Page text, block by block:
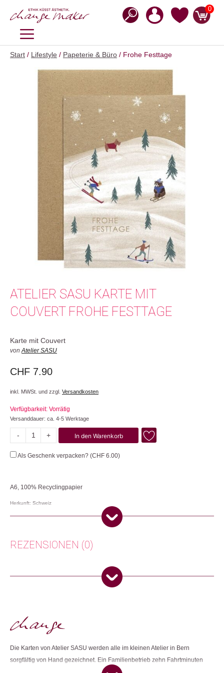
Inhalt
0
MENÜ
Start / Lifestyle / Papeterie & Büro / Frohe Festtage
ATELIER SASU KARTE MIT
COUVERT FROHE FESTTAGE
Karte mit Couvert
vonAtelier SASU
CHF 7.90
inkl. MWSt. und zzgl. Versandkosten
Verfügbarkeit: Vorrätig
Versanddauer: ca. 4-5 Werktage
-
Menge
+ In den Warenkorb
Als Geschenk verpacken? (CHF 6.00)
A6, 100% Recyclingpapier
Herkunft: Schweiz
Artikelnummer: 112259.05
REZENSIONEN (0)
Es gibt noch keine Rezensionen.
Die Karten von Atelier SASU werden alle im kleinen Atelier in Bern
sorgfältig von Hand gezeichnet. Ein Familienbetrieb zehn Fahrtminuten